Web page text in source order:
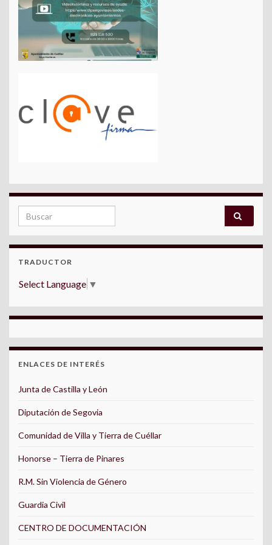
Search for:
TRADUCTOR
Select Language ▼
ENLACES DE INTERÉS
Junta de Castilla y León
Diputación de Segovia
Comunidad de Villa y Tierra de Cuéllar
Honorse – Tierra de Pinares
R.M. Sin Violencia de Género
Guardia Civil
CENTRO DE DOCUMENTACIÓN